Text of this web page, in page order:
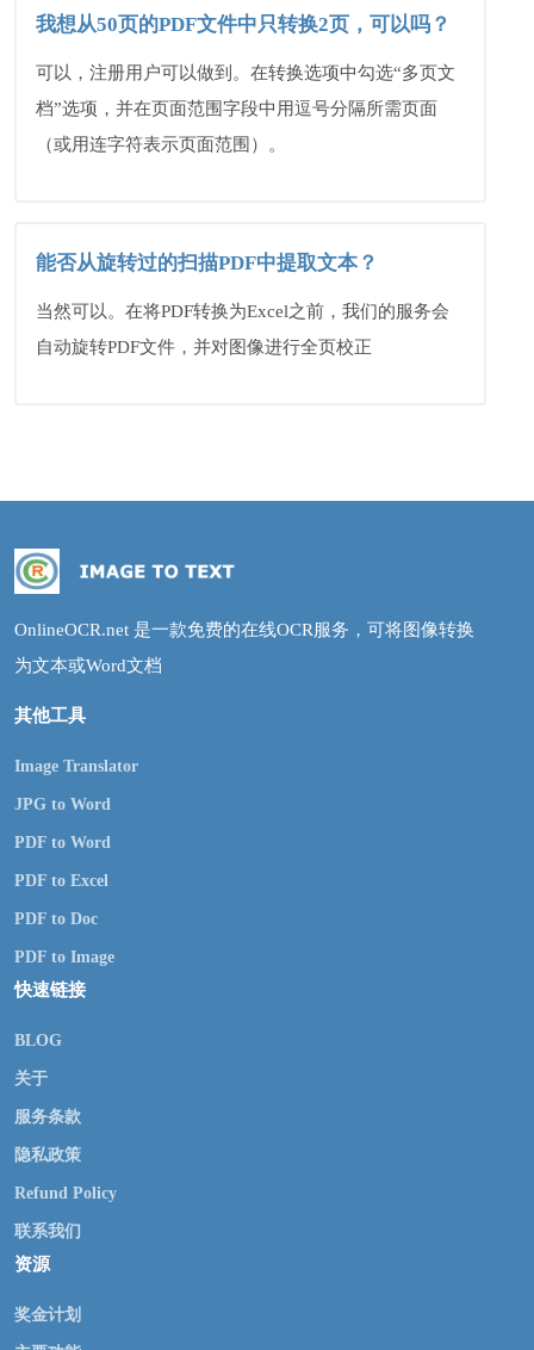
我想从50页的PDF文件中只转换2页，可以吗？
可以，注册用户可以做到。在转换选项中勾选“多页文
档”选项，并在页面范围字段中用逗号分隔所需页面
（或用连字符表示页面范围）。
能否从旋转过的扫描PDF中提取文本？
当然可以。在将PDF转换为Excel之前，我们的服务会
自动旋转PDF文件，并对图像进行全页校正
OnlineOCR.net 是一款免费的在线OCR服务，可将图像转换
为文本或Word文档
其他工具
Image Translator
JPG to Word
PDF to Word
PDF to Excel
PDF to Doc
PDF to Image
快速链接
BLOG
关于
服务条款
隐私政策
Refund Policy
联系我们
资源
奖金计划